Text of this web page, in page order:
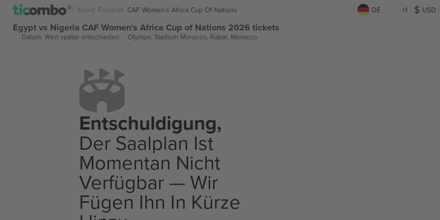
Sport Football CAF Women’s Africa Cup Of Nations DE +1 USD
Egypt vs Nigeria CAF Women’s Africa Cup of Nations 2026 tickets
Datum: Wird später entschieden Olympic Stadium Morocco, Rabat, Morocco
Entschuldigung,
Der Saalplan Ist
Momentan Nicht
Verfügbar — Wir
Fügen Ihn In Kürze